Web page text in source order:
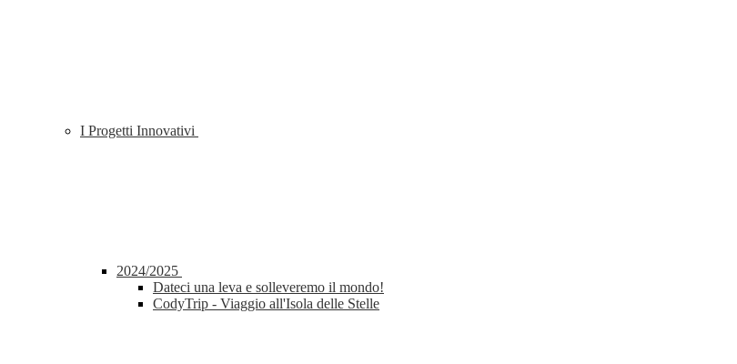
I Progetti Innovativi
2024/2025
Dateci una leva e solleveremo il mondo!
CodyTrip - Viaggio all'Isola delle Stelle